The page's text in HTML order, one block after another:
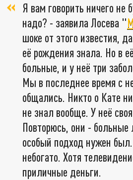
Я вам говорить ничего не
надо? - заявила Лосева "
шоке от этого известия,
её рождения знала. Но в
больные, и у неё три
Мы в последнее время с
общались. Никто о Кате
не знал вообще. У неё
Повторюсь, они -
особый подход нужен
небогато. Хотя
приличные деньги.